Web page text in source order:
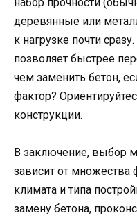
деревянные или
к нагрузке почти
позволяет быстрее
чем заменить бетон,
фактор?
конструкции.
В заключение, выбор
зависит от множества
климата и типа
замену бетона,